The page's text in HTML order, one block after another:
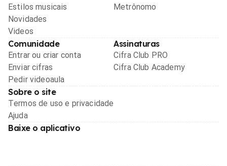
Estilos musicais
Novidades
Videos
Metrônomo
Comunidade
Entrar ou criar conta
Enviar cifras
Pedir videoaula
Assinaturas
Cifra Club PRO
Cifra Club Academy
Sobre o site
Termos de uso e privacidade
Ajuda
Baixe o aplicativo